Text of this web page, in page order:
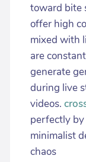
toward bite
offer high
mixed with
are
generate
during live
videos.
perfectly
minimalist
chaos